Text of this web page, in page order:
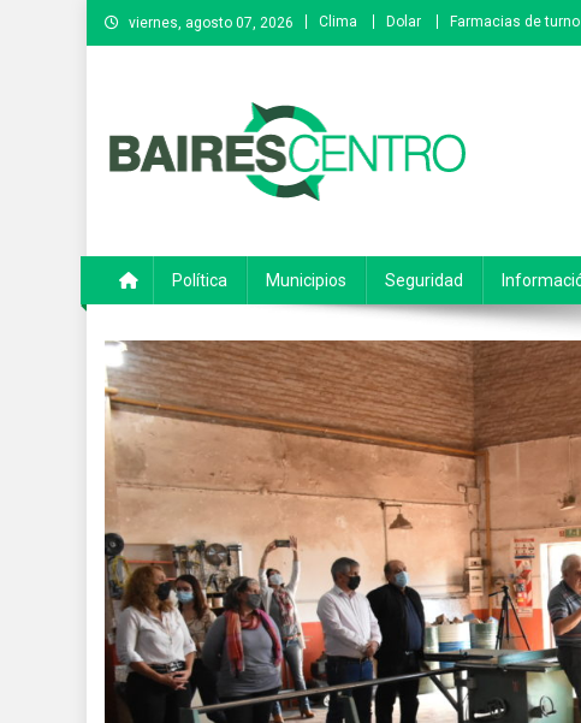
Saltar
al
viernes, agosto 07, 2026 Clima Dolar Farmacias de turno
Política Municipios Seguridad